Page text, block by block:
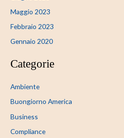
Maggio 2023
Febbraio 2023
Gennaio 2020
Categorie
Ambiente
Buongiorno America
Business
Compliance